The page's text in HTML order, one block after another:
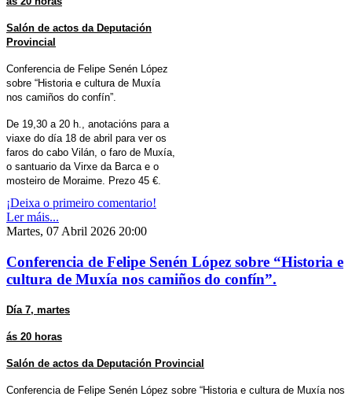
Salón de actos da Deputación
Provincial
Conferencia de Felipe Senén López
sobre “Historia e cultura de Muxía
nos camiños do confín”.
De 19,30 a 20 h., anotacións para a
viaxe do día 18 de abril para ver os
faros do cabo Vilán, o faro de Muxía,
o santuario da Virxe da Barca e o
mosteiro de Moraime. Prezo 45 €.
¡Deixa o primeiro comentario!
Ler máis...
Martes, 07 Abril 2026 20:00
Conferencia de Felipe Senén López sobre “Historia e
cultura de Muxía nos camiños do confín”.
Día 7, martes
ás 20 horas
Salón de actos da Deputación Provincial
Conferencia de Felipe Senén López sobre “Historia e cultura de Muxía nos